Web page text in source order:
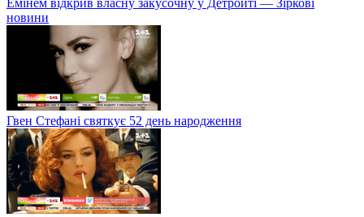
новини
Гвен Стефані святкує 52 день народження